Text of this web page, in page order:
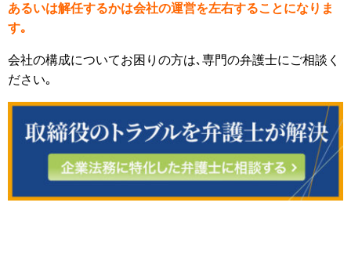
あるいは解任するかは会社の運営を左右することになりま
す｡
会社の構成についてお困りの方は､専門の弁護士にご相談く
ださい｡